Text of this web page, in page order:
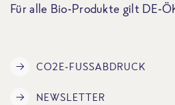
Für alle Bio-Produkte gilt DE-
CO2E-FUSSABDRUCK
NEWSLETTER